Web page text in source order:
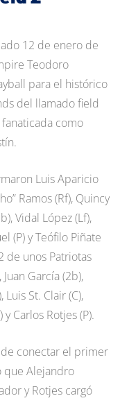
12 de enero de
Teodoro
para el histórico
del llamado field
como
Luis Aparicio
Ramos (Rf), Quincy
Vidal López (Lf),
(P) y Teófilo Piñate
de unos Patriotas
García (2b),
St. Clair (C),
Carlos Rotjes (P).
de conectar el primer
que Alejandro
y Rotjes cargó